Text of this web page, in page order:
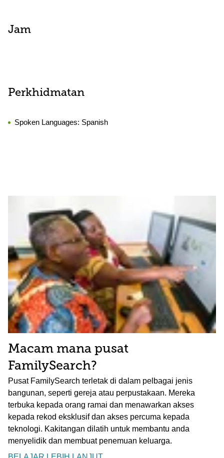
Jam
Perkhidmatan
Spoken Languages: Spanish
Macam mana pusat
FamilySearch?
Pusat FamilySearch terletak di dalam pelbagai jenis
bangunan, seperti gereja atau perpustakaan. Mereka
terbuka kepada orang ramai dan menawarkan akses
kepada rekod eksklusif dan akses percuma kepada
teknologi. Kakitangan dilatih untuk membantu anda
menyelidik dan membuat penemuan keluarga.